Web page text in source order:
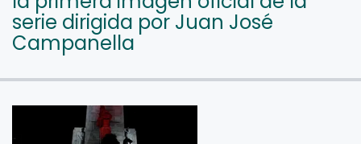
serie dirigida por Juan José
Campanella